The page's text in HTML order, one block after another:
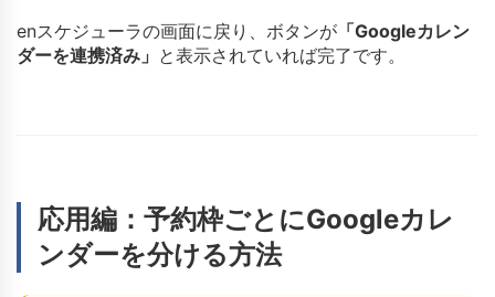
enスケジューラの画面に戻り、ボタンが 「Googleカレン
ダーを連携済み」 と表示されていれば完了です。
応用編：予約枠ごとにGoogleカレ
ンダーを分ける方法